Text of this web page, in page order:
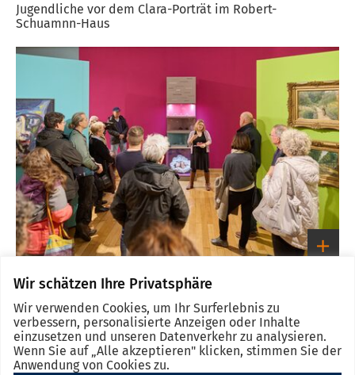
Wir schätzen Ihre Privatsphäre
Wir verwenden Cookies, um Ihr Surferlebnis zu
verbessern, personalisierte Anzeigen oder Inhalte
einzusetzen und unseren Datenverkehr zu analysieren.
Wenn Sie auf „Alle akzeptieren" klicken, stimmen Sie der
Anwendung von Cookies zu.
Jugendliche vor dem Clara-Porträt im Robert-
Schuamnn-Haus
zum
Führung im FarbRAUM
Link
zum
großen
Bild